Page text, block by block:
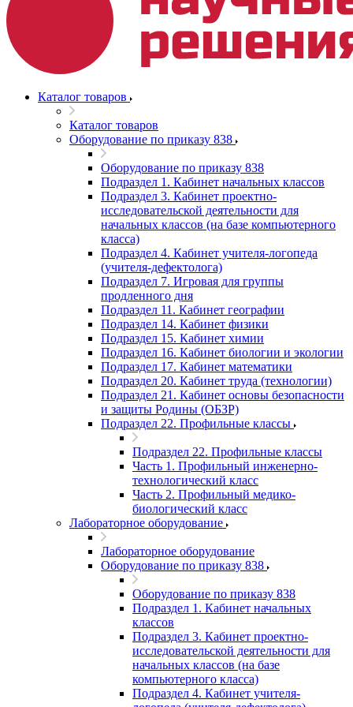
Каталог товаров
Каталог товаров
Оборудование по приказу 838
Оборудование по приказу 838
Подраздел 1. Кабинет начальных классов
Подраздел 3. Кабинет проектно-
исследовательской деятельности для
начальных классов (на базе компьютерного
класса)
Подраздел 4. Кабинет учителя-логопеда
(учителя-дефектолога)
Подраздел 7. Игровая для группы
продленного дня
Подраздел 11. Кабинет географии
Подраздел 14. Кабинет физики
Подраздел 15. Кабинет химии
Подраздел 16. Кабинет биологии и экологии
Подраздел 17. Кабинет математики
Подраздел 20. Кабинет труда (технологии)
Подраздел 21. Кабинет основы безопасности
и защиты Родины (ОБЗР)
Подраздел 22. Профильные классы
Подраздел 22. Профильные классы
Часть 1. Профильный инженерно-
технологический класс
Часть 2. Профильный медико-
биологический класс
Лабораторное оборудование
Лабораторное оборудование
Оборудование по приказу 838
Оборудование по приказу 838
Подраздел 1. Кабинет начальных
классов
Подраздел 3. Кабинет проектно-
исследовательской деятельности для
начальных классов (на базе
компьютерного класса)
Подраздел 4. Кабинет учителя-